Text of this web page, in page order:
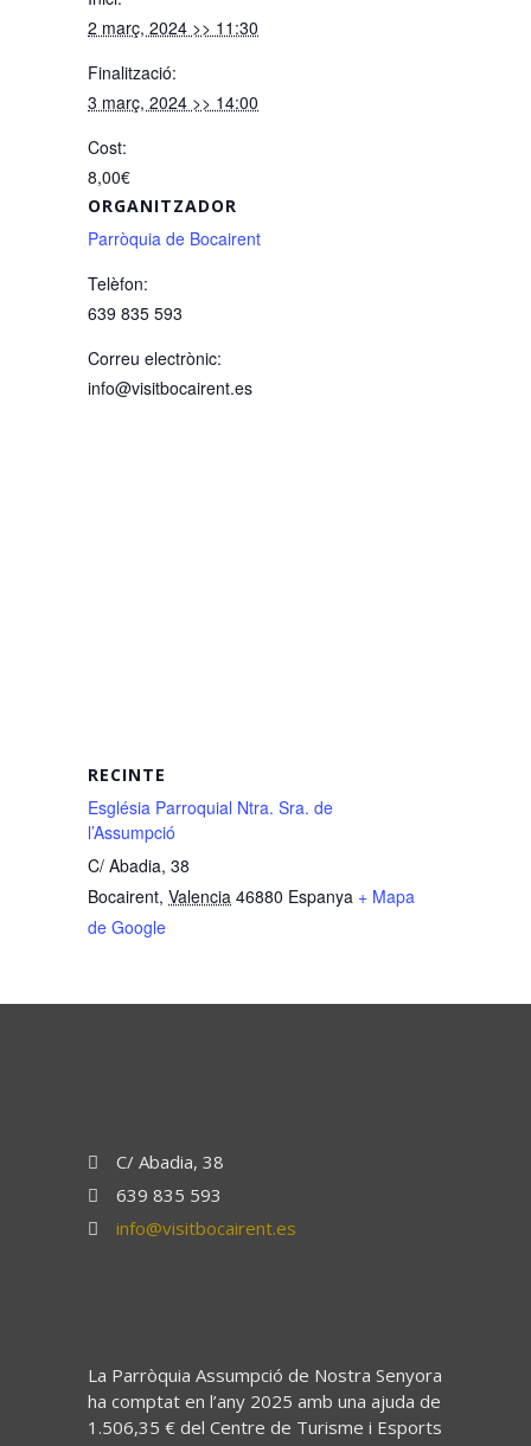
2 març, 2024 >> 11:30
Finalització:
3 març, 2024 >> 14:00
Cost:
8,00€
ORGANITZADOR
Parròquia de Bocairent
Telèfon:
639 835 593
Correu electrònic:
info@visitbocairent.es
RECINTE
Església Parroquial Ntra. Sra. de
l’Assumpció
C/ Abadia, 38
Bocairent, Valencia 46880 Espanya + Mapa
de Google
C/ Abadia, 38
639 835 593
info@visitbocairent.es
La Parròquia Assumpció de Nostra Senyora
ha comptat en l’any 2025 amb una ajuda de
1.506,35 € del Centre de Turisme i Esports